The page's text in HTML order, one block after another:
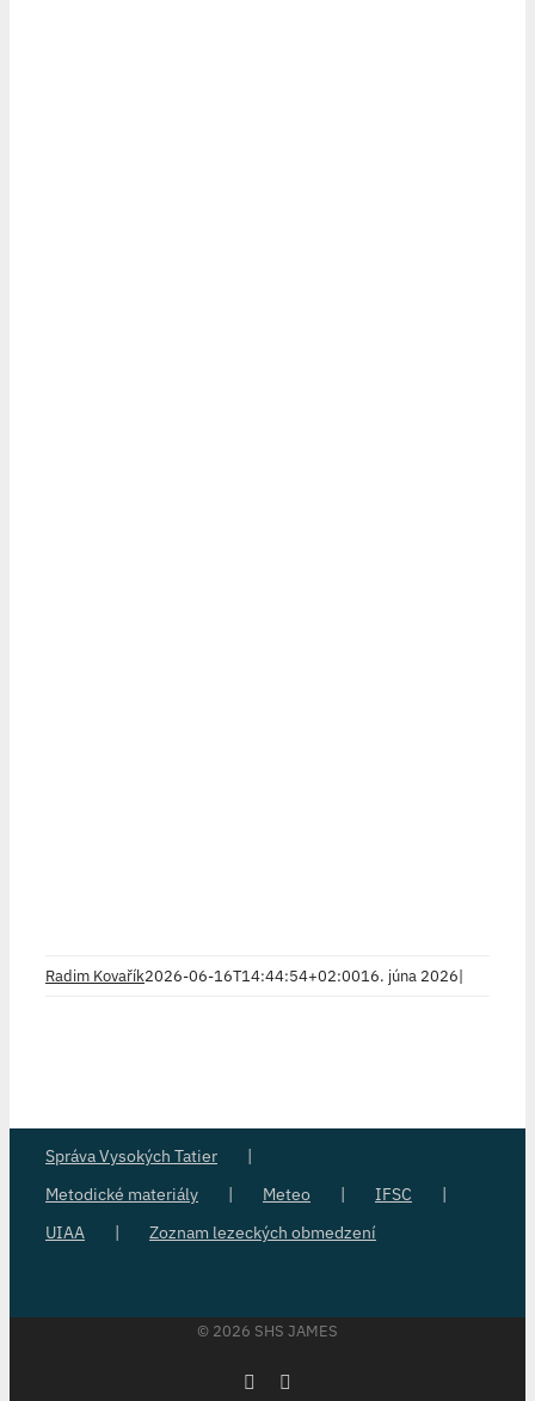
Radim Kovařík2026-06-16T14:44:54+02:0016. júna 2026|
Správa Vysokých Tatier
Metodické materiály
Meteo
IFSC
UIAA
Zoznam lezeckých obmedzení
© 2026 SHS JAMES
Facebook